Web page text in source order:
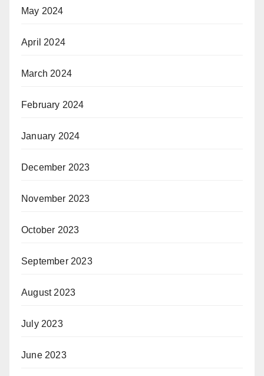
May 2024
April 2024
March 2024
February 2024
January 2024
December 2023
November 2023
October 2023
September 2023
August 2023
July 2023
June 2023